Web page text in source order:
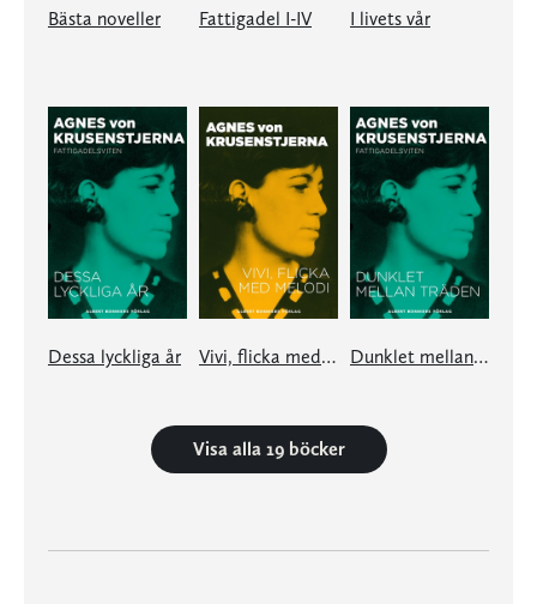
Bästa noveller Fattigadel I-IV I livets vår
Dessa lyckliga år Vivi, flicka med melodi Dunklet mellan träden
Visa alla 19 böcker